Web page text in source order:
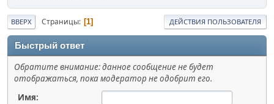
ВВЕРХ Страницы 1 ДЕЙСТВИЯ ПОЛЬЗОВАТЕЛЯ
Быстрый ответ
Обратите внимание: данное сообщение не будет
отображаться, пока модератор не одобрит его.
Имя: